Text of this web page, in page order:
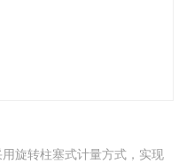
旋转柱塞式计量方式，实现